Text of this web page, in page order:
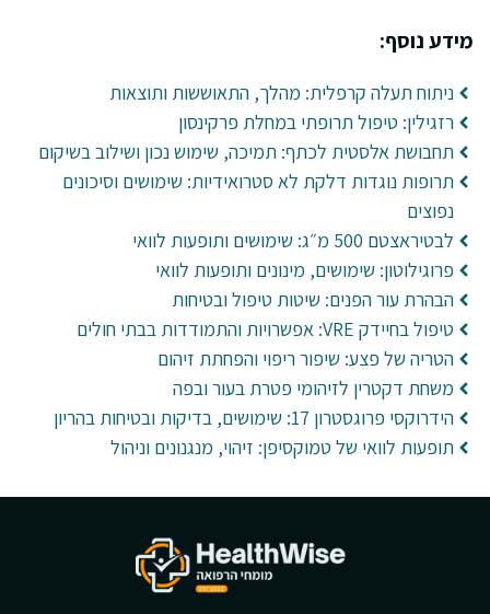
מידע נוסף:
ניתוח תעלה קרפלית: מהלך, התאוששות ותוצאות
רזגילין: טיפול תרופתי במחלת פרקינסון
תחבושת אלסטית לכתף: תמיכה, שימוש נכון ושילוב בשיקום
תרופות נוגדות דלקת לא סטרואידיות: שימושים וסיכונים
נפוצים
לבטיראצטם 500 מ״ג: שימושים ותופעות לוואי
פרוגילוטון: שימושים, מינונים ותופעות לוואי
הבהרת עור הפנים: שיטות טיפול ובטיחות
טיפול בחיידק VRE: אפשרויות והתמודדות בבתי חולים
הטריה של פצע: שיפור ריפוי והפחתת זיהום
משחת דקטרין לזיהומי פטרת בעור ובפה
הידרוקסי פרוגסטרון 17: שימושים, בדיקות ובטיחות בהריון
תופעות לוואי של טמוקסיפן: זיהוי, מנגנונים וניהול